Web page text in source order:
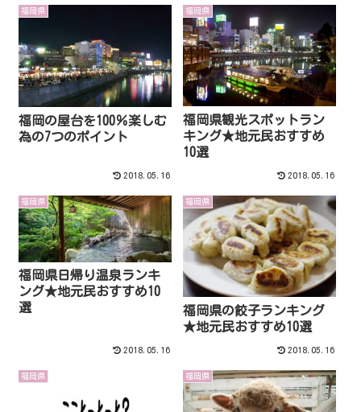
福岡県
福岡の屋台を100％楽しむ
為の7つのポイント
2018.05.16
福岡県
福岡県観光スポットラン
キング★地元民おすすめ
10選
2018.05.16
福岡県
福岡県日帰り温泉ランキ
ング★地元民おすすめ10
選
2018.05.16
福岡県
福岡県の餃子ランキング
★地元民おすすめ10選
2018.05.16
福岡県 福岡県